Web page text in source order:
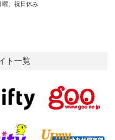
曜、祝日休み
ト一覧